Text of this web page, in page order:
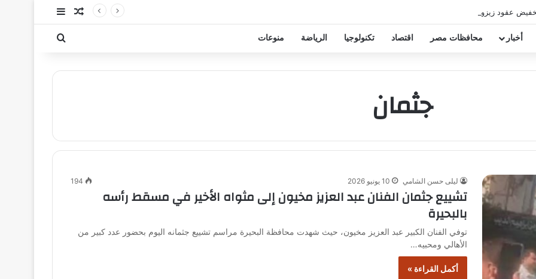
عقود زيزو والشناوي مقال عشوائي
إضافة عمود
أخبار محافظات مصر اقتصاد تكنولوجيا الرياضة منوعات بحث عن
جثمان
ليلى حسن الشامي 10 يونيو 2026 194
تشييع جثمان الفنان عبد العزيز مخيون إلى مثواه الأخير في مسقط رأسه
بالبحيرة
توفي الفنان الكبير عبد العزيز مخيون، حيث شهدت محافظة البحيرة مراسم تشييع جثمانه اليوم بحضور عدد كبير من
الأهالي ومحبيه…
أكمل القراءة »